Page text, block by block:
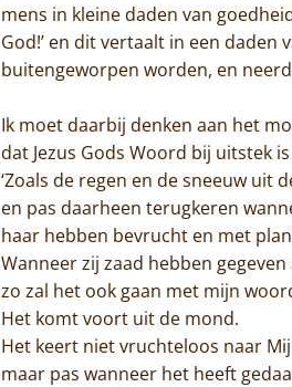
mens in kleine daden van
God!’ en dit vertaalt in een daden
buitengeworpen worden, en
Ik moet daarbij denken aan het
dat Jezus Gods Woord bij uitstek
‘Zoals de regen en de sneeuw uit
en pas daarheen terugkeren
haar hebben bevrucht en met
Wanneer zij zaad hebben
zo zal het ook gaan met mijn
Het komt voort uit de mond.
Het keert niet vruchteloos naar
maar pas wanneer het heeft